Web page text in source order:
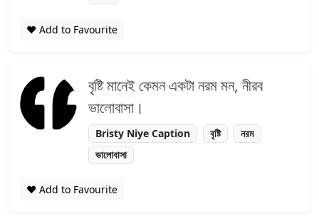
❤️ Add to Favourite
বৃষ্টি মানেই কেমন একটা নরম মন, নীরব
ভালোবাসা।
Bristy Niye Caption বৃষ্টি
নরম
ভালোবাসা
❤️ Add to Favourite